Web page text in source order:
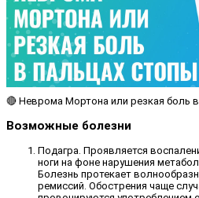
🔴​ Неврома Мортона или резкая боль
Возможные болезни
Подагра. Проявляется
ноги на фоне нарушения
Болезнь протекает
ремиссий. Обострения чаще